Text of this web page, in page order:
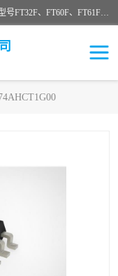
深圳悟芯电子科技有限公司目前主营的电子元器件型号FT32F、FT60F、FT61F、FT62F、FT64F、FT61FC、MCU EEPROM MOS LDO 稳压管 触摸IC DC-DC AC-DC 协议IC等，广泛应用于LED射灯、LED日光灯、等诸多领域。